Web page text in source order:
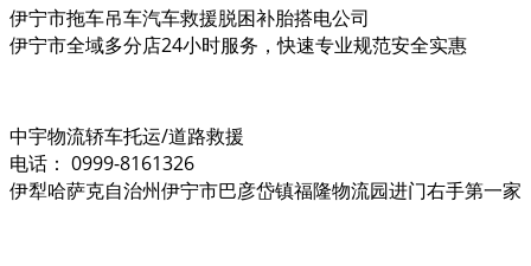
伊宁市拖车吊车汽车救援脱困补胎搭电公司
伊宁市全域多分店24小时服务，快速专业规范安全实惠
中宇物流轿车托运/道路救援
电话： 0999-8161326
伊犁哈萨克自治州伊宁市巴彦岱镇福隆物流园进门右手第一家